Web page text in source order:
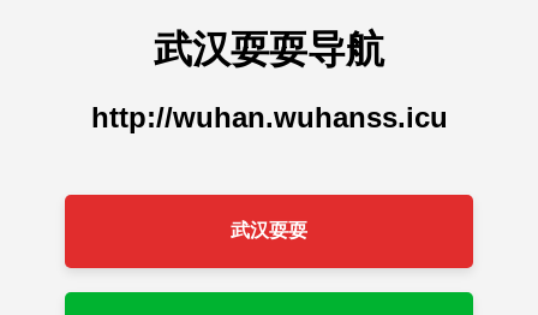
武汉耍耍导航
http://wuhan.wuhanss.icu
武汉耍耍